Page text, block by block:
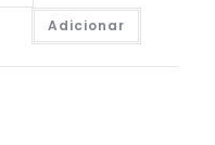
Adicionar